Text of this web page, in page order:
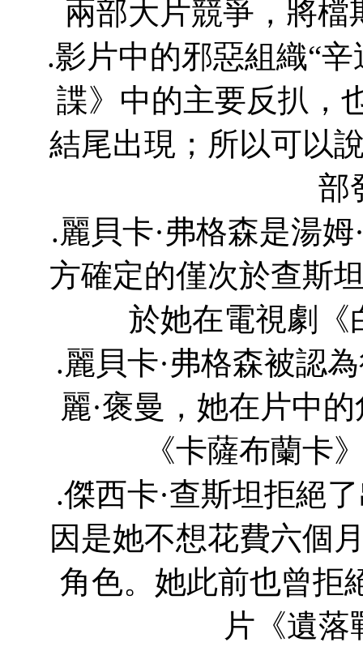
兩部大片競爭，將檔
.影片中的邪惡組織“
諜》中的主要反扒，
結尾出現；所以可以
部
.麗貝卡·弗格森是湯
方確定的僅次於查斯
於她在電視劇《
.麗貝卡·弗格森被認
麗·褒曼，她在片中
《卡薩布蘭卡
.傑西卡·查斯坦拒絕
因是她不想花費六個
角色。她此前也曾拒
片《遺落